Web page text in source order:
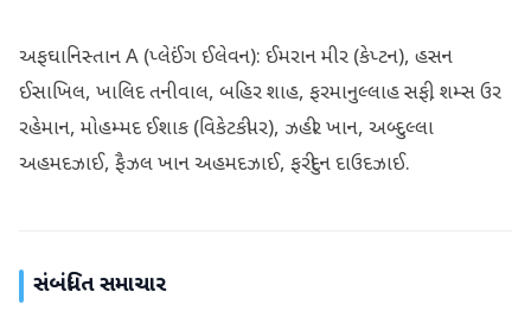
અફઘાનિસ્તાન A (પ્લેઈંગ ઈલેવન): ઈમરાન મીર (કેપ્ટન), હસન
ઈસાખિલ, ખાલિદ તનીવાલ, બહિર શાહ, ફરમાનુલ્લાહ સફી, શમ્સ ઉર
રહેમાન, મોહમ્મદ ઈશાક (વિકેટકીપર), ઝહીર ખાન, અબ્દુલ્લા
અહમદઝાઈ, ફૈઝલ ખાન અહમદઝાઈ, ફરીદુન દાઉદઝાઈ.
સંબંધિત સમાચાર